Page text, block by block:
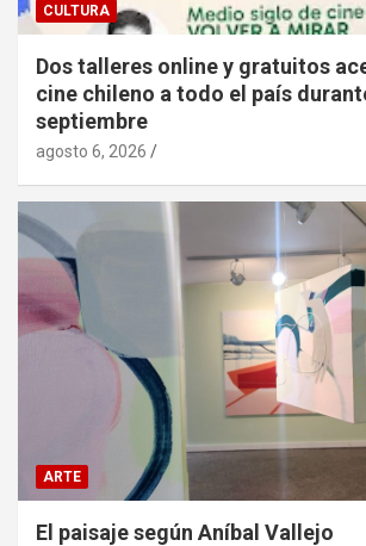
CULTURA
Dos talleres online y gratuitos
cine chileno a todo el país
septiembre
agosto 6, 2026
ARTE
El paisaje según Aníbal Vallejo